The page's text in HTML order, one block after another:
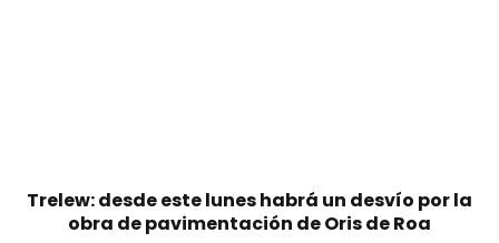
Trelew: desde este lunes habrá un desvío por la
obra de pavimentación de Oris de Roa